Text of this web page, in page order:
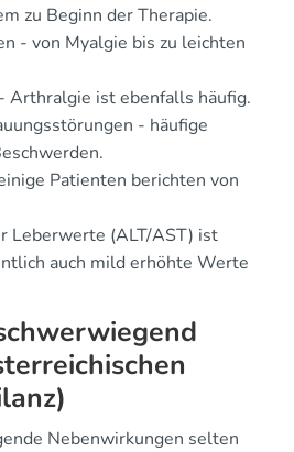
zu Beginn der Therapie.
- von Myalgie bis zu leichten
Arthralgie ist ebenfalls häufig.
- häufige
Patienten berichten von
Leberwerte (ALT/AST) ist
auch mild erhöhte Werte
Nebenwirkungen selten